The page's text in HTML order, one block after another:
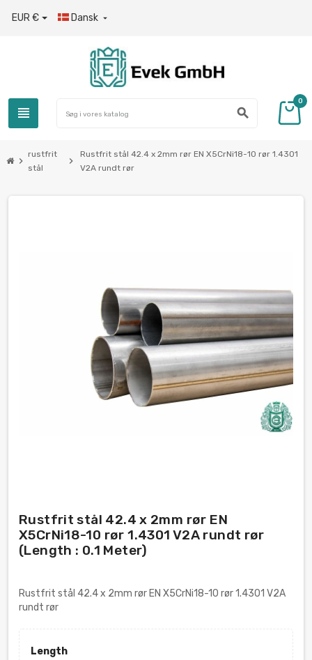
EUR € Dansk 
view_headline search
0
chevron_right
rustfrit
stål
chevron_right
Rustfrit stål 42.4 x 2mm rør EN X5CrNi18-10 rør 1.4301
V2A rundt rør
Rustfrit stål 42.4 x 2mm rør EN
X5CrNi18-10 rør 1.4301 V2A rundt rør
(Length : 0.1 Meter)
Rustfrit stål 42.4 x 2mm rør EN X5CrNi18-10 rør 1.4301 V2A
rundt rør
Length